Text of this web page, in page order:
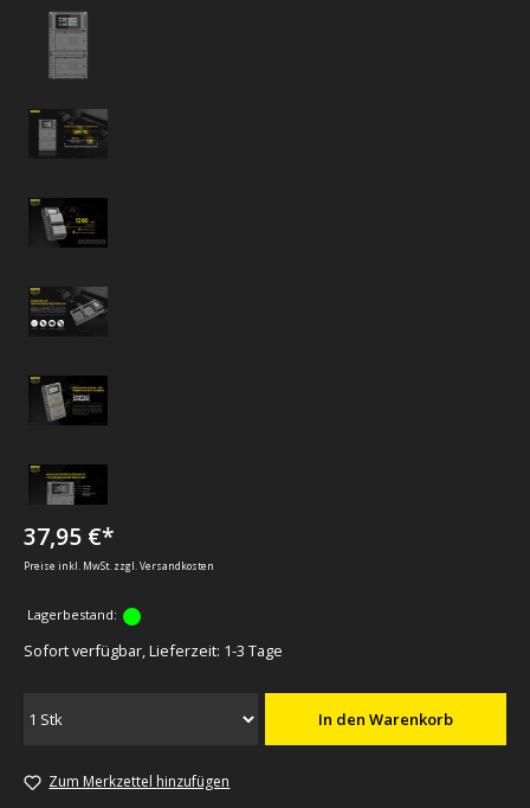
37,95 €*
Preise inkl. MwSt. zzgl. Versandkosten
Lagerbestand:
Sofort verfügbar, Lieferzeit: 1-3 Tage
In den Warenkorb
Zum Merkzettel hinzufügen